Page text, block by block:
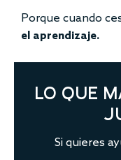
Porque cuando
el aprendizaje.
LO QUE
Si quieres